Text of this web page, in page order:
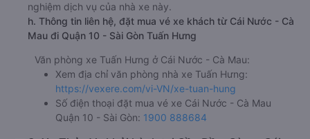
nghiệm dịch vụ của nhà xe này.
h. Thông tin liên hệ, đặt mua vé xe khách từ Cái Nước - Cà
Mau đi Quận 10 - Sài Gòn Tuấn Hưng
Văn phòng xe Tuấn Hưng ở Cái Nước - Cà Mau:
Xem địa chỉ văn phòng nhà xe Tuấn Hưng:
https://vexere.com/vi-VN/xe-tuan-hung
Số điện thoại đặt mua vé xe Cái Nước - Cà Mau
Quận 10 - Sài Gòn: 1900 888684